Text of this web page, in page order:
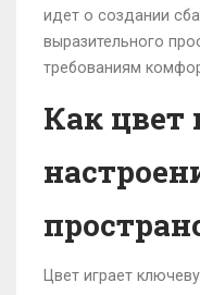
идет о создании
выразительного
требованиям
Как цвет
Цвет играет